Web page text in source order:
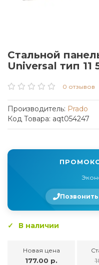
Стальной
Universal тип 11
0 отзывов
Производитель: Prado
Код Товара: aqt054247
В наличии
Новая цена
177.00 р.